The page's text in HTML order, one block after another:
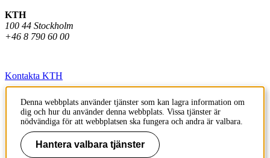
KTH
100 44 Stockholm
+46 8 790 60 00
Kontakta KTH
Jobba på KTH
Press och media
Faktura och betalning KTH
Denna webbplats använder tjänster som kan lagra information om
dig och hur du använder denna webbplats. Vissa tjänster är
nödvändiga för att webbplatsen ska fungera och andra är valbara.
Hantera valbara tjänster